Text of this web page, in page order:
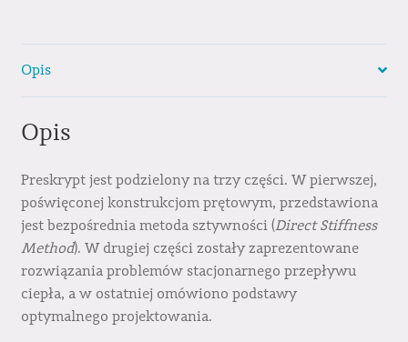
Opis
Opis
Preskrypt jest podzielony na trzy części. W pierwszej,
poświęconej konstrukcjom prętowym, przedstawiona
jest bezpośrednia metoda sztywności (Direct Stiffness
Method). W drugiej części zostały zaprezentowane
rozwiązania problemów stacjonarnego przepływu
ciepła, a w ostatniej omówiono podstawy
optymalnego projektowania.